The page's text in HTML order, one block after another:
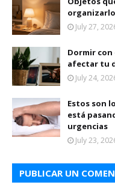
July 27,
Dormir con
afectar tu
July 24,
Estos son
está
urgencias
July 23,
PUBLICAR UN